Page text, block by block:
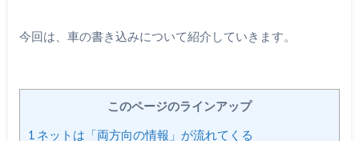
今回は、車の書き込みについて紹介していきます。
このページのラインアップ
1 ネットは「両方向の情報」が流れてくる